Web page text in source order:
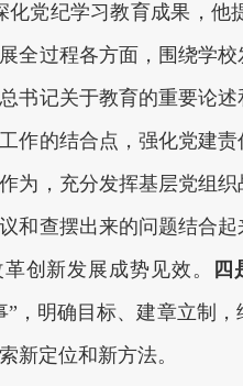
化党纪学习教育成果，他
全过程各方面，围绕学
书记关于教育的重要论
作的结合点，强化党建
为，充分发挥基层党组
和查摆出来的问题结合
创新发展成势见效。
四
”，明确目标、建章立制
新定位和新方法。